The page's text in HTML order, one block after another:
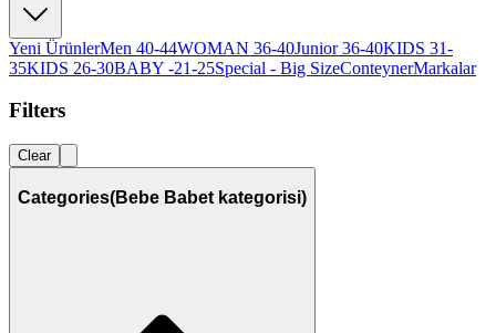
Yeni ÜrünlerMen 40-44WOMAN 36-40Junior 36-40KIDS 31-
35KIDS 26-30BABY -21-25Special - Big SizeConteynerMarkalar
Filters
Clear
Categories(Bebe Babet kategorisi)